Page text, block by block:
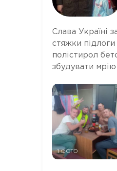
Слава Україні
стяжки
полістирол
збудувати мрію
1 ФОТО